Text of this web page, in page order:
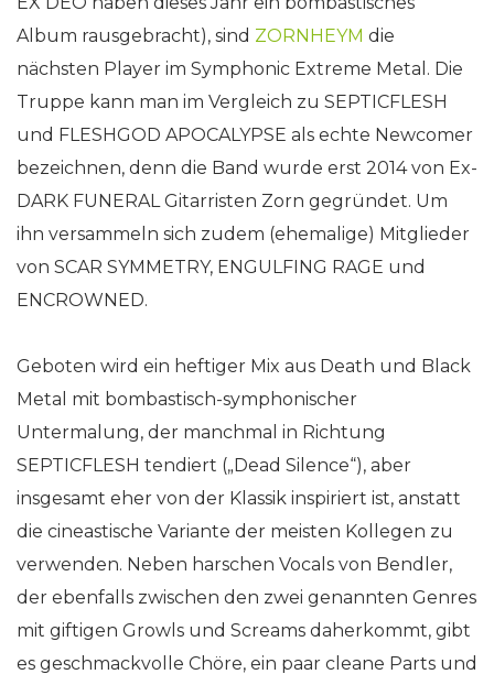
Album rausgebracht), sind ZORNHEYM die
nächsten Player im Symphonic Extreme Metal. Die
Truppe kann man im Vergleich zu SEPTICFLESH
und FLESHGOD APOCALYPSE als echte Newcomer
bezeichnen, denn die Band wurde erst 2014 von Ex-
DARK FUNERAL Gitarristen Zorn gegründet. Um
ihn versammeln sich zudem (ehemalige) Mitglieder
von SCAR SYMMETRY, ENGULFING RAGE und
ENCROWNED.
Geboten wird ein heftiger Mix aus Death und Black
Metal mit bombastisch-symphonischer
Untermalung, der manchmal in Richtung
SEPTICFLESH tendiert („Dead Silence“), aber
insgesamt eher von der Klassik inspiriert ist, anstatt
die cineastische Variante der meisten Kollegen zu
verwenden. Neben harschen Vocals von Bendler,
der ebenfalls zwischen den zwei genannten Genres
mit giftigen Growls und Screams daherkommt, gibt
es geschmackvolle Chöre, ein paar cleane Parts und